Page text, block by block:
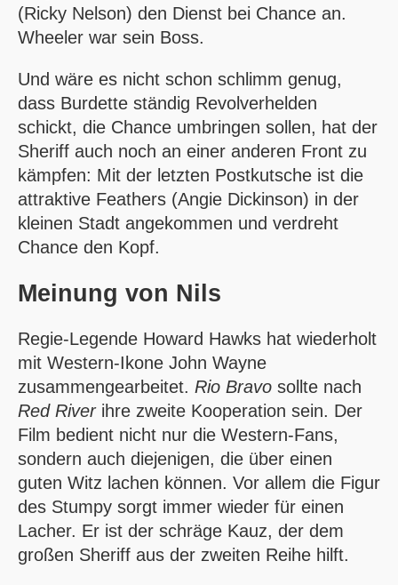
(Ricky Nelson) den Dienst bei Chance an.
Wheeler war sein Boss.
Und wäre es nicht schon schlimm genug,
dass Burdette ständig Revolverhelden
schickt, die Chance umbringen sollen, hat der
Sheriff auch noch an einer anderen Front zu
kämpfen: Mit der letzten Postkutsche ist die
attraktive Feathers (Angie Dickinson) in der
kleinen Stadt angekommen und verdreht
Chance den Kopf.
Meinung von Nils
Regie-Legende Howard Hawks hat wiederholt
mit Western-Ikone John Wayne
zusammengearbeitet. Rio Bravo sollte nach
Red Riverihre zweite Kooperation sein. Der
Film bedient nicht nur die Western-Fans,
sondern auch diejenigen, die über einen
guten Witz lachen können. Vor allem die Figur
des Stumpy sorgt immer wieder für einen
Lacher. Er ist der schräge Kauz, der dem
großen Sheriff aus der zweiten Reihe hilft.